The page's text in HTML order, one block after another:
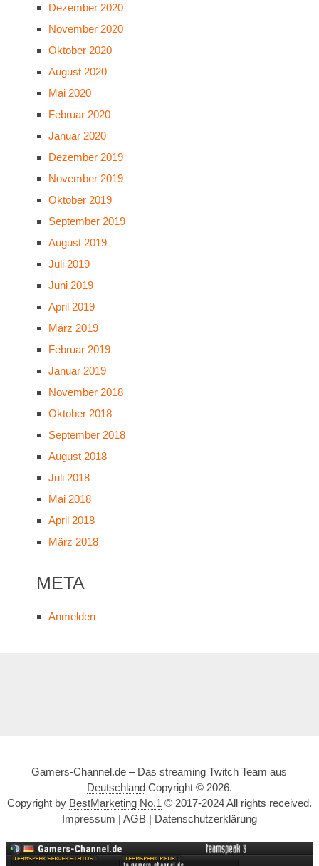
Dezember 2020
November 2020
Oktober 2020
August 2020
Mai 2020
Februar 2020
Januar 2020
Dezember 2019
November 2019
Oktober 2019
September 2019
August 2019
Juli 2019
Juni 2019
April 2019
März 2019
Februar 2019
Januar 2019
November 2018
Oktober 2018
September 2018
August 2018
Juli 2018
Mai 2018
April 2018
März 2018
META
Anmelden
Gamers-Channel.de – Das streaming Twitch Team aus
DeutschlandCopyright © 2026.
Copyright by BestMarketing No.1 © 2017-2024 All rights received.
Impressum | AGB| Datenschutzerklärung